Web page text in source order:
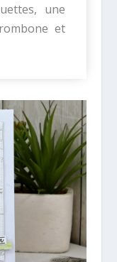
une
et